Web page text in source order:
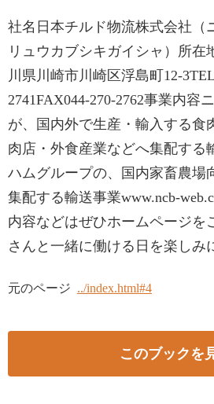
社名日本チルド物流株式会社（
リュウカブシキガイシャ）所
川県川崎市川崎区浮島町12-
2741FAX044-270-2762事業内容
が、国内外で生産・輸入する食
肉店・外食産業などへ集配する
ハムグループの、国内家畜農場
集配する輸送事業www.ncb-
内容などはぜひホームページを
さんと一緒に働ける日を楽しみ
元のページ ../index.html#4
このブックを